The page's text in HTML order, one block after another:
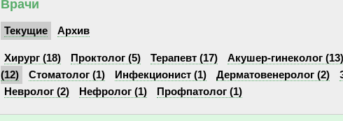
Врачи
Текущие Архив
Хирург (18) Проктолог (5) Терапевт (17) Акушер-гинеколог (13)
(12)
Стоматолог (1) Инфекционист (1) Дерматовенеролог (2)
Невролог (2)
Нефролог (1) Профпатолог (1)